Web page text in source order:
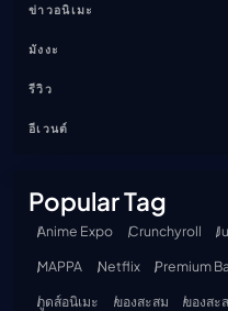
ข่าวอนิเมะ
มังงะ
รีวิว
อีเวนต์
Popular Tag
Anime Expo Crunchyroll
MAPPA
Netflix Premium
กูดส์อนิเมะ
ของสะสม ของสะ